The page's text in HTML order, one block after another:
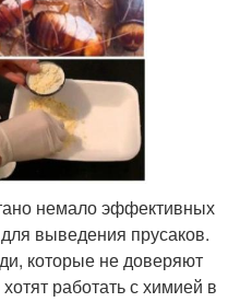
немало эффективных
выведения прусаков.
которые не доверяют
работать с химией в